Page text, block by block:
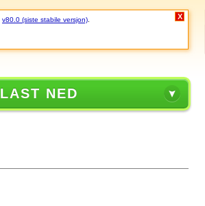
v80.0 (siste stabile versjon) X
LAST NED